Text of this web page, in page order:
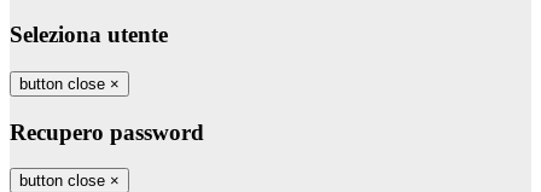
Seleziona utente
button close ×
Recupero password
button close ×